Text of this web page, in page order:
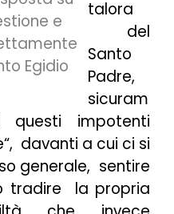
e
Egidio
talora
del
Santo
Padre,
sicuram
questi impotenti
“, davanti a cui ci si
generale, sentire
tradire la propria